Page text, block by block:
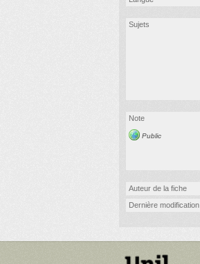
Sujets
Note
Public
Auteur de la fiche
Dernière modification